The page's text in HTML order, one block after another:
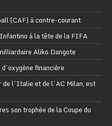
(CAF) à contre-courant
à la tête de la FIFA
Aliko Dangote
financière
l’Italie et de l’AC Milan, est
son trophée de la Coupe du